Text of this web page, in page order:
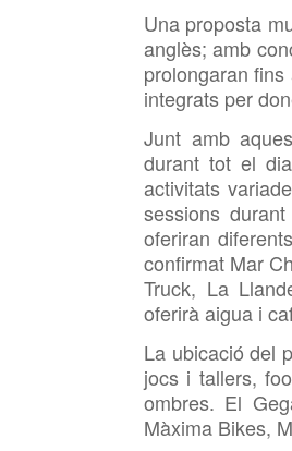
Una proposta
anglès; amb
prolongaran
integrats per
Junt amb
durant tot el
activitats
sessions
oferiran
confirmat Mar
Truck, La
oferirà aigua i
La ubicació del
jocs i tallers,
ombres. El
Màxima Bikes,